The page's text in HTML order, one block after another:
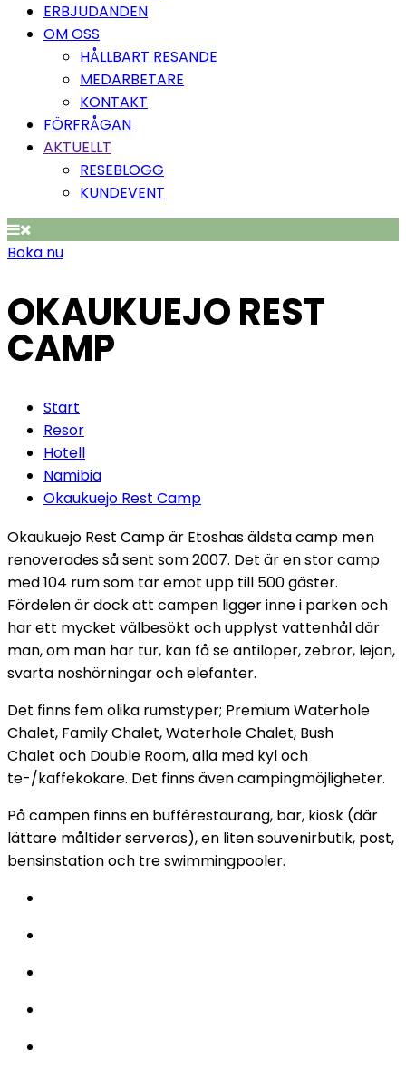
ERBJUDANDEN
OM OSS
HÅLLBART RESANDE
MEDARBETARE
KONTAKT
FÖRFRÅGAN
AKTUELLT
RESEBLOGG
KUNDEVENT
Boka nu
OKAUKUEJO REST
CAMP
Start
Resor
Hotell
Namibia
Okaukuejo Rest Camp
Okaukuejo Rest Camp är Etoshas äldsta camp men
renoverades så sent som 2007. Det är en stor camp
med 104 rum som tar emot upp till 500 gäster.
Fördelen är dock att campen ligger inne i parken och
har ett mycket välbesökt och upplyst vattenhål där
man, om man har tur, kan få se antiloper, zebror, lejon,
svarta noshörningar och elefanter.
Det finns fem olika rumstyper; Premium Waterhole
Chalet, Family Chalet, Waterhole Chalet, Bush
Chalet och Double Room, alla med kyl och
te-/kaffekokare. Det finns även campingmöjligheter.
På campen finns en bufférestaurang, bar, kiosk (där
lättare måltider serveras), en liten souvenirbutik, post,
bensinstation och tre swimmingpooler.